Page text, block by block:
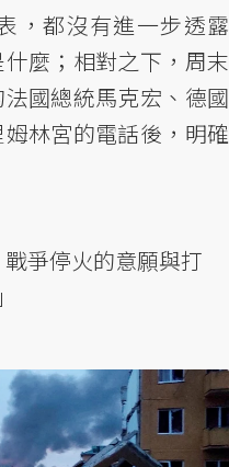
，都沒有進一步透露
什麼；相對之下，周末
國總統馬克宏、德國
林宮的電話後，明確
戰爭停火的意願與打